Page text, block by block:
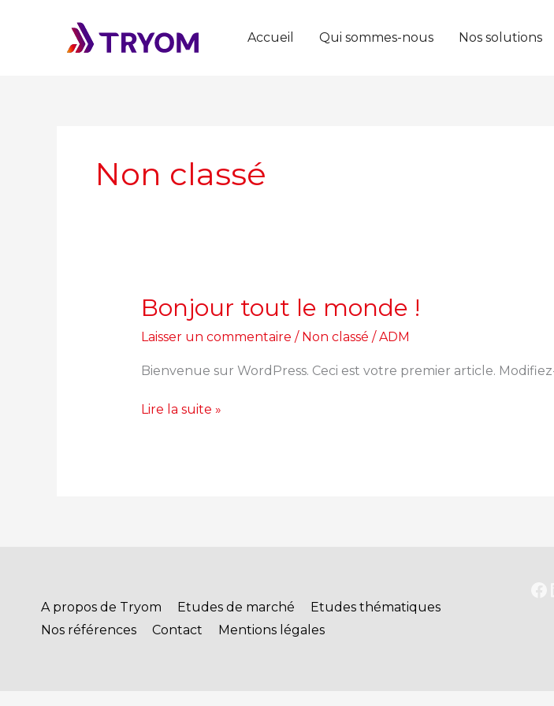
Accueil Qui sommes-nous Nos solutions
Non classé
Bonjour tout le monde !
Laisser un commentaire / Non classé /ADM
Bienvenue sur WordPress. Ceci est votre premier article.
Bonjour
tout
le
Lire la suite »
A propos de Tryom Etudes de marché
Etudes thématiques
Nos références
Contact Mentions légales